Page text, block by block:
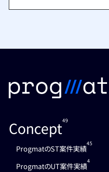
Concept49
ProgmatのST案件実績
45
ProgmatのUT案件実績
4